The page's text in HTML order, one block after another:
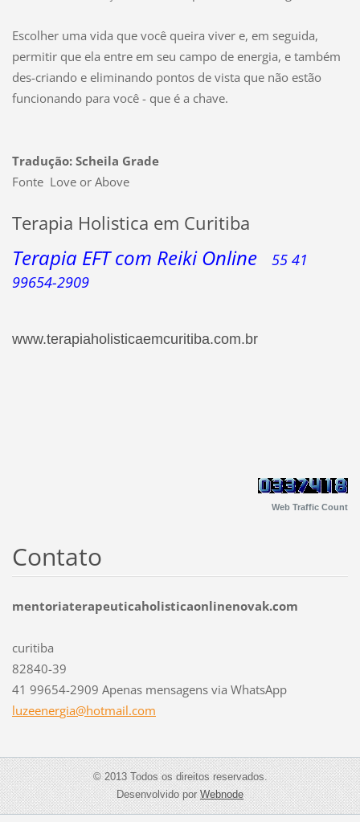
Escolher uma vida que você queira viver e, em seguida,
permitir que ela entre em seu campo de energia, e também
des-criando e eliminando pontos de vista que não estão
funcionando para você - que é a chave.
Tradução: Scheila Grade
Fonte Love or Above
Terapia Holistica em Curitiba
Terapia EFT com Reiki Online
55 41
99654-2909
www.terapiaholisticaemcuritiba.com.br
Web Traffic Count
Contato
mentoriaterapeuticaholisticaonlinenovak.com
curitiba
82840-39
41 99654-2909 Apenas mensagens via WhatsApp
luzeenergia@hotmail.com
© 2013 Todos os direitos reservados.
Desenvolvido porWebnode